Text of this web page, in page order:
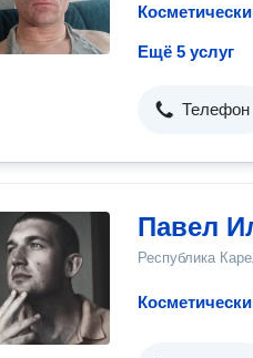
Ещё 5 услуг
Телефон
Павел
Республика